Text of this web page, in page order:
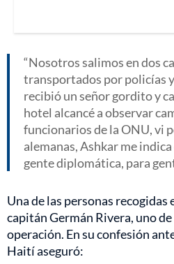
Nosotros salimos en dos
transportados por policías
recibió un señor gordito y
hotel alcancé a observar
funcionarios de la ONU, vi
alemanas, Ashkar me
gente diplomática, para
Una de las personas
capitán Germán Rivera, uno
operación. En su confesión
Haití aseguró: